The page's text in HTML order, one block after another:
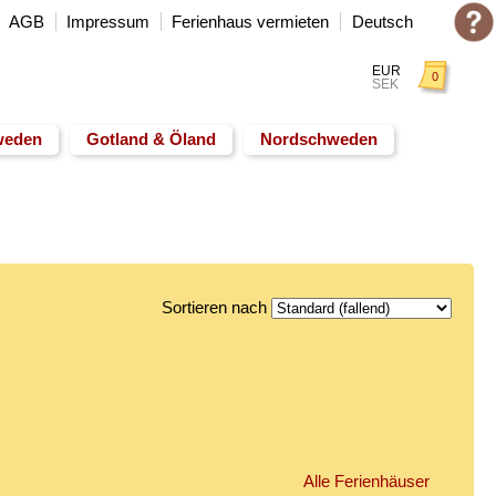
EUR
SEK
0
Gotland & Öland Nordschweden
AGB Impressum Ferienhaus vermieten Deutsch
Sortieren nach
Alle Ferienhäuser